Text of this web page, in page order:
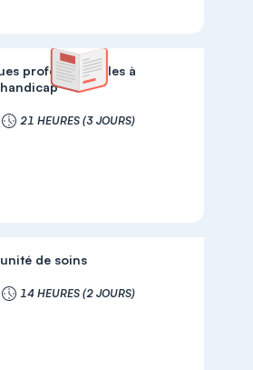
professionnelles à
21 HEURES (3 JOURS)
de soins
14 HEURES (2 JOURS)